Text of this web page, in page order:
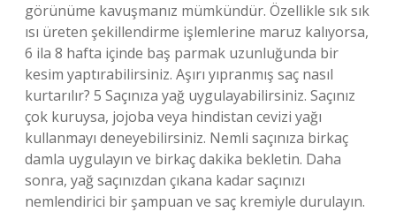
görünüme kavuşmanız mümkündür. Özellikle sık sık
ısı üreten şekillendirme işlemlerine maruz kalıyorsa,
6 ila 8 hafta içinde baş parmak uzunluğunda bir
kesim yaptırabilirsiniz. Aşırı yıpranmış saç nasıl
kurtarılır? 5 Saçınıza yağ uygulayabilirsiniz. Saçınız
çok kuruysa, jojoba veya hindistan cevizi yağı
kullanmayı deneyebilirsiniz. Nemli saçınıza birkaç
damla uygulayın ve birkaç dakika bekletin. Daha
sonra, yağ saçınızdan çıkana kadar saçınızı
nemlendirici bir şampuan ve saç kremiyle durulayın.